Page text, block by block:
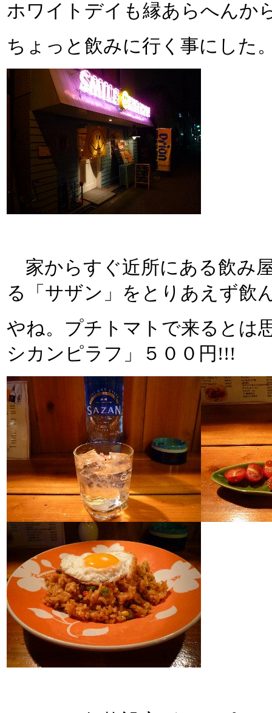
ホワイトデイも縁あらへんか
ちょっと飲みに行く事にした
家からすぐ近所にある飲み
る「サザン」をとりあえず飲
やね。プチトマトで来るとは
シカンピラフ」５００円!!!